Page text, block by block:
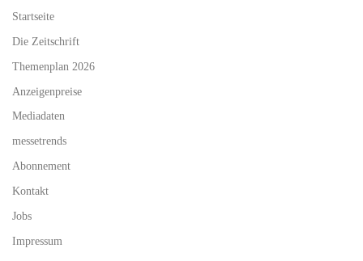
Startseite
Die Zeitschrift
Themenplan 2026
Anzeigenpreise
Mediadaten
messetrends
Abonnement
Kontakt
Jobs
Impressum